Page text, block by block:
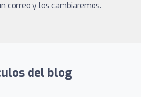
correo y los cambiaremos.
del blog